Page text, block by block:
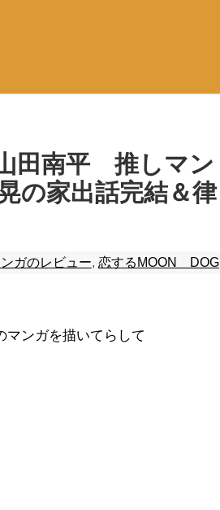
田南平 推しマン
の家出話完結＆律
ガのレビュー, 恋するMOON DOG
マンガを描いてらして